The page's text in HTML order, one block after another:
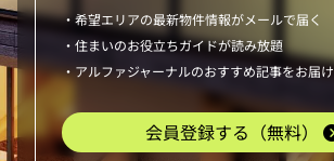
・希望エリアの最新物件情報がメールで届く
・住まいのお役立ちガイドが読み放題
・アルファジャーナルのおすすめ記事をお届け
会員登録する（無料）